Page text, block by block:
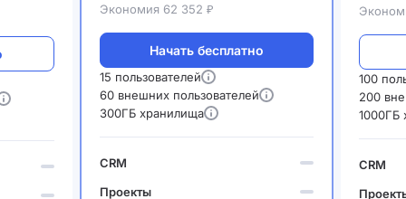
Экономия 62 352 ₽
Начать бесплатно
15 пользователей
60 внешних пользователей
300ГБ хранилища
CRM
Проекты
100
200
1000ГБ
CRM